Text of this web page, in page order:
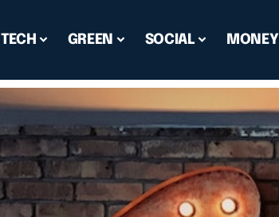
TECH GREEN SOCIAL MONEY